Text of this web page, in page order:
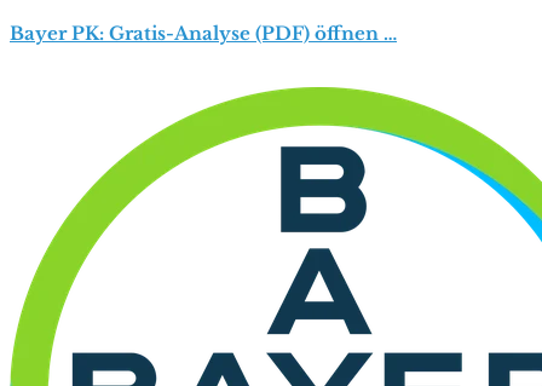
Bayer PK: Gratis-Analyse (PDF) öffnen …